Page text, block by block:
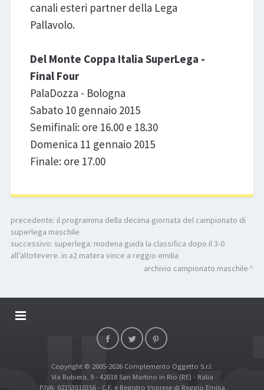
canali esteri partner della Lega
Pallavolo.
Del Monte Coppa Italia SuperLega -
Final Four
PalaDozza - Bologna
Sabato 10 gennaio 2015
Semifinali: ore 16.00 e 18.30
Domenica 11 gennaio 2015
Finale: ore 17.00
precedente: il programma della decima giornata del campionato di
superlega maschile
successivo: superlega: modena guida la classifica dopo il 3-0
all’altotevere. in a2 matera vince a reggio emilia
archivio campionato maschile
DALLARIVOLLEY SOSTIENE
TOP RICERCHE
SITE MAP
Copyright © 2005-2026 Complemento Oggetto S.r.l.
Via Rubiera, 9 - 42018 San Martino in Rio (RE) - Italia
P.IVA: 02153010356 - C.F. e Registro Imprese di Reggio Emilia